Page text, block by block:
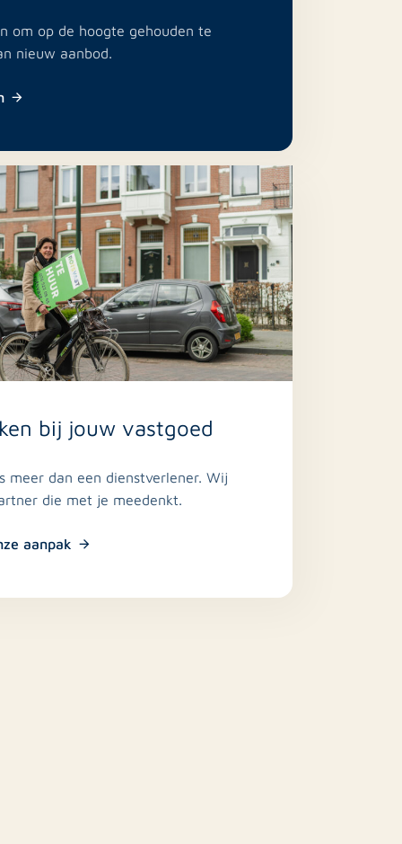
om op de hoogte gehouden te
nieuw aanbod.
bij jouw vastgoed
meer dan een dienstverlener. Wij
die met je meedenkt.
aanpak